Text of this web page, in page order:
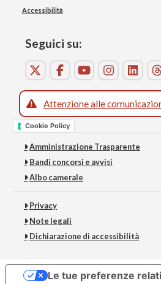
Accessibilità
Seguici su:
Attenzione alle
Cookie Policy
Amministrazione Trasparente
Bandi concorsi e avvisi
Albo camerale
Privacy
Note legali
Dichiarazione di accessibilità
Le tue preferenze